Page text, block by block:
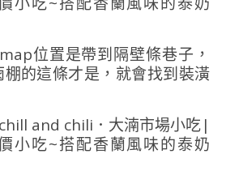
位置是帶到隔壁條巷子，
的這條才是，就會找到裝潢